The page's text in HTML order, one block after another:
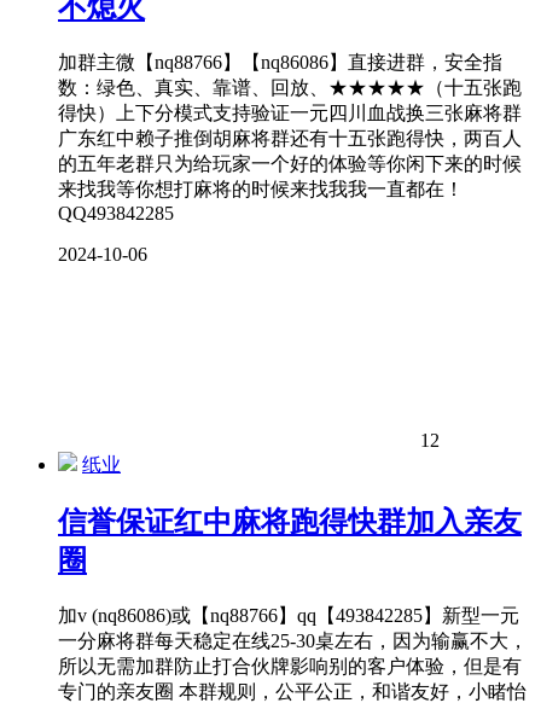
不熄火
加群主微【nq88766】【nq86086】直接进群，安全指
数：绿色、真实、靠谱、回放、★★★★★（十五张跑
得快）上下分模式支持验证一元四川血战换三张麻将群
广东红中赖子推倒胡麻将群还有十五张跑得快，两百人
的五年老群只为给玩家一个好的体验等你闲下来的时候
来找我等你想打麻将的时候来找我我一直都在！
QQ493842285
2024-10-06
12
纸业
信誉保证红中麻将跑得快群加入亲友
圈
加v (nq86086)或【nq88766】qq【493842285】新型一元
一分麻将群每天稳定在线25-30桌左右，因为输赢不大，
所以无需加群防止打合伙牌影响别的客户体验，但是有
专门的亲友圈 本群规则，公平公正，和谐友好，小睹怡